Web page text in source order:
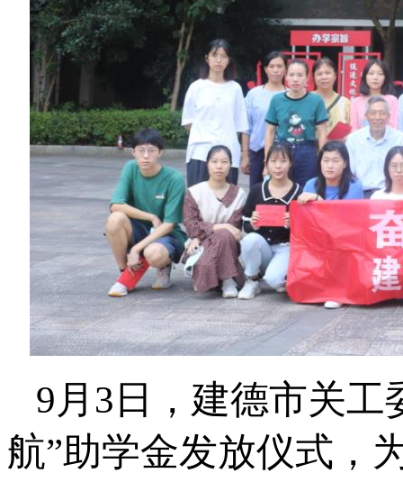
9月3日，建德市关工
航”助学金发放仪式，